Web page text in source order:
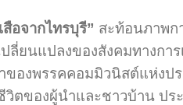
อจากไทรบุรี” สะท้อนภาพก
ลี่ยนแปลงของสังคมทางก
ของพรรคคอมมิวนิสต์แห่งป
ตของผู้นำและชาวบ้าน ปร